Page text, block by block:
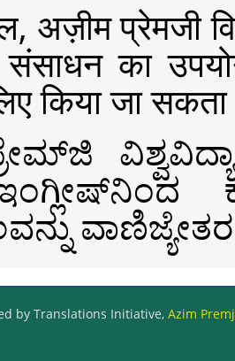
अज़ीम प्रेमजी
का
किया जा
by Translations Initiative, Azim